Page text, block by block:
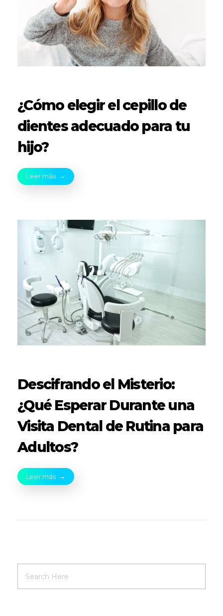
¿Cómo elegir el cepillo de
dientes adecuado para tu
hijo?
Leer más
Descifrando el Misterio:
¿Qué Esperar Durante una
Visita Dental de Rutina para
Adultos?
Leer más